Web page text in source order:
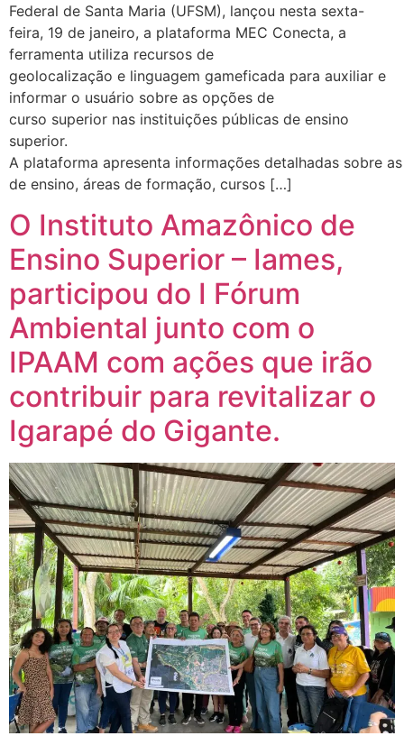
Federal de Santa Maria (UFSM), lançou nesta sexta-
feira, 19 de janeiro, a plataforma MEC Conecta, a
ferramenta utiliza recursos de
geolocalização e linguagem gameficada para auxiliar e
informar o usuário sobre as opções de
curso superior nas instituições públicas de ensino
superior.
A plataforma apresenta informações detalhadas sobre
de ensino, áreas de formação, cursos […]
O Instituto Amazônico de
Ensino Superior – Iames,
participou do I Fórum
Ambiental junto com o
IPAAM com ações que irão
contribuir para revitalizar o
Igarapé do Gigante.